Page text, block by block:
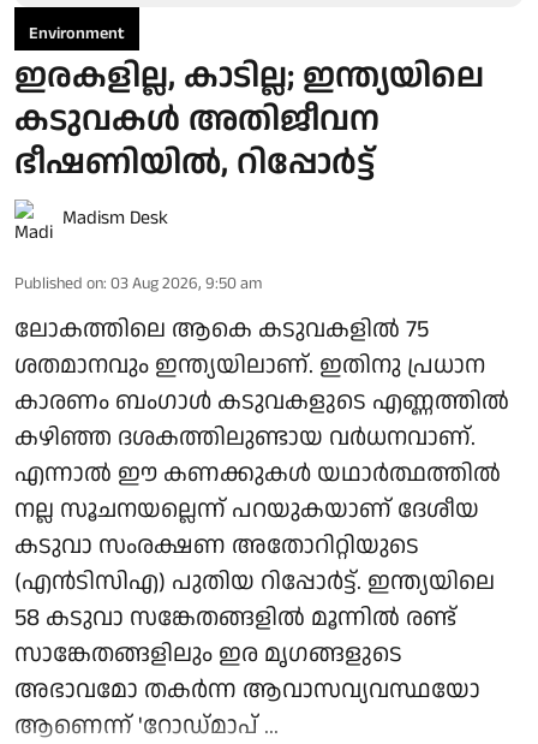
Environment
ഇരകളില്ല, കാടില്ല; ഇന്ത്യയിലെ
കടുവകള്‍ അതിജീവന
ഭീഷണിയില്‍, റിപ്പോര്‍ട്ട്
Madism Desk
Published on: 03 Aug 2026, 9:50 am
ലോകത്തിലെ ആകെ കടുവകളില്‍ 75
ശതമാനവും ഇന്ത്യയിലാണ്. ഇതിനു പ്രധാന
കാരണം ബംഗാള്‍ കടുവകളുടെ എണ്ണത്തില്‍
കഴിഞ്ഞ ദശകത്തിലുണ്ടായ വര്‍ധനവാണ്.
എന്നാല്‍ ഈ കണക്കുകള്‍ യഥാര്‍ത്ഥത്തില്‍
നല്ല സൂചനയല്ലെന്ന് പറയുകയാണ് ദേശീയ
കടുവാ സംരക്ഷണ അതോറിറ്റിയുടെ
(എന്‍ടിസിഎ) പുതിയ റിപ്പോര്‍ട്ട്. ഇന്ത്യയിലെ
58 കടുവാ സങ്കേതങ്ങളില്‍ മൂന്നില്‍ രണ്ട്
സാങ്കേതങ്ങളിലും ഇര മൃഗങ്ങളുടെ
അഭാവമോ തകര്‍ന്ന ആവാസവ്യവസ്ഥയോ
ആണെന്ന് 'റോഡ്മാപ് ...